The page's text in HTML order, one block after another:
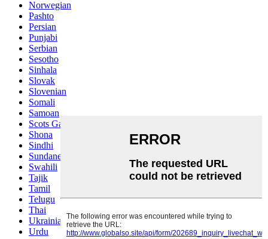
Norwegian
Pashto
Persian
Punjabi
Serbian
Sesotho
Sinhala
Slovak
Slovenian
Somali
Samoan
Scots Gaelic
Shona
Sindhi
Sundanese
Swahili
Tajik
Tamil
Telugu
Thai
Ukrainian
Urdu